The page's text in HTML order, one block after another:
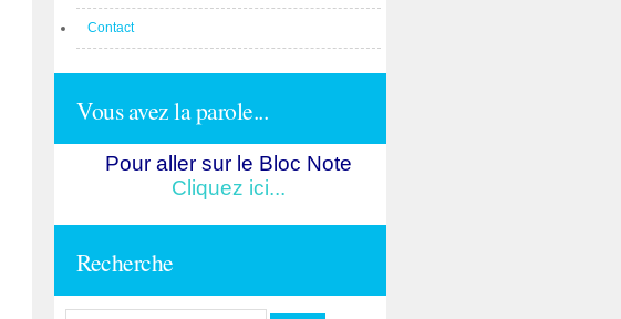
Contact
Vous avez la parole...
Pour aller sur le Bloc Note
Cliquez ici...
Recherche